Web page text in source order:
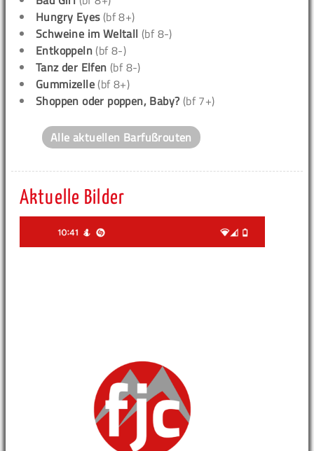
Hungry Eyes(bf 8+)
Schweine im Weltall (bf 8-)
Entkoppeln (bf 8-)
Tanz der Elfen (bf 8-)
Gummizelle (bf 8+)
Shoppen oder poppen, Baby? (bf 7+)
Alle aktuellen Barfußrouten
Aktuelle Bilder